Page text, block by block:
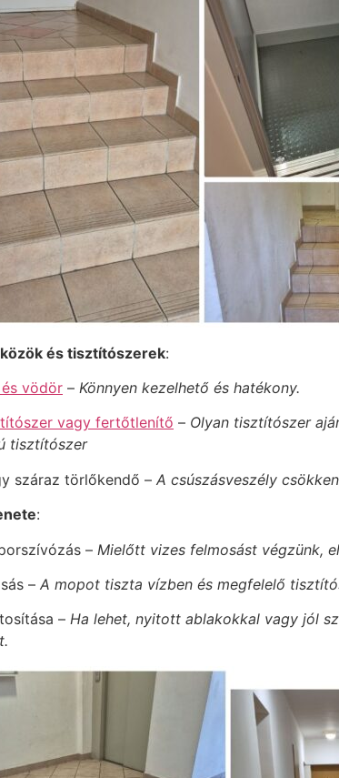
és tisztítószerek:
vödör – Könnyen kezelhető és hatékony.
vagy fertőtlenítő – Olyan tisztítószer
tisztítószer
száraz törlőkendő – A csúszásveszély
:
– Mielőtt vizes felmosást végzünk,
– A mopot tiszta vízben és megfelelő
– Ha lehet, nyitott ablakokkal vagy jól